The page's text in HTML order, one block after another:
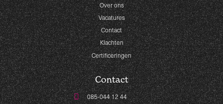
Over ons
Vacatures
Contact
Klachten
Certificeringen
Contact
085-044 12 44